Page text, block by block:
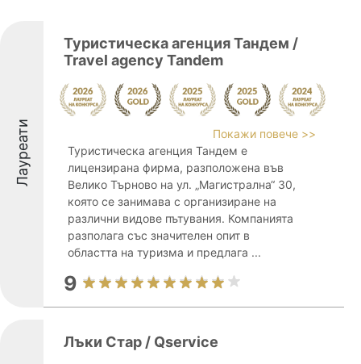
Лауреати
Туристическа агенция Тандем /
Travel agency Tandem
Покажи повече >>
Туристическа агенция Тандем е
лицензирана фирма, разположена във
Велико Търново на ул. „Магистрална“ 30,
която се занимава с организиране на
различни видове пътувания. Компанията
разполага със значителен опит в
областта на туризма и предлага ...
9
Лъки Стар / Qservice